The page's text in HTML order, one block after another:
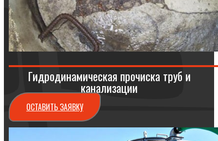
Гидродинамическая прочиска труб и
канализации
ОСТАВИТЬ ЗАЯВКУ